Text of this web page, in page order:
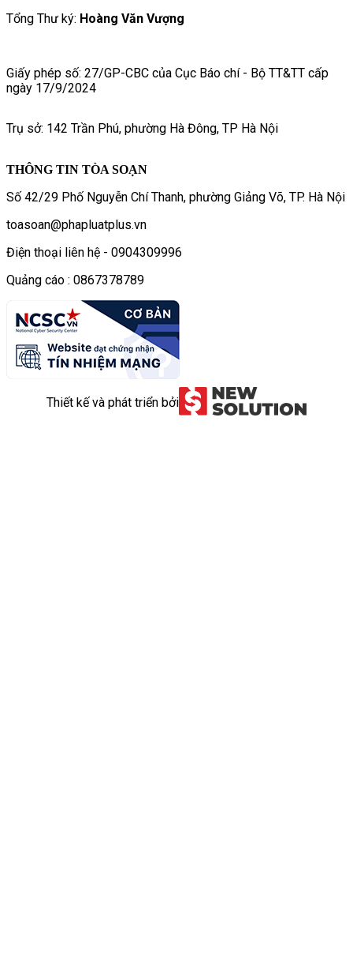
Tổng Thư ký: Hoàng Văn Vượng
Giấy phép số: 27/GP-CBC của Cục Báo chí - Bộ TT&TT cấp
ngày 17/9/2024
Trụ sở: 142 Trần Phú, phường Hà Đông, TP Hà Nội
THÔNG TIN TÒA SOẠN
Số 42/29 Phố Nguyễn Chí Thanh, phường Giảng Võ, TP. Hà Nội
toasoan@phapluatplus.vn
Điện thoại liên hệ - 0904309996
Quảng cáo : 0867378789
Thiết kế và phát triển bởi